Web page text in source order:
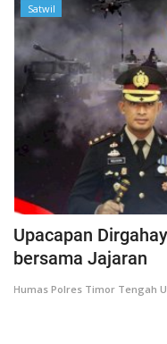
Satwil
Upacapan
bersama Jajaran
Humas Polres Timor Tengah